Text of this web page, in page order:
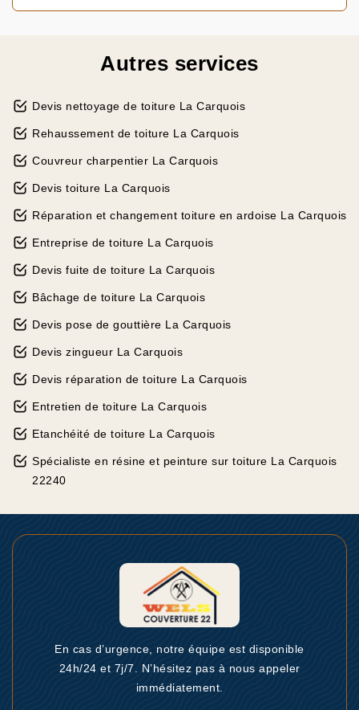
Autres services
Devis nettoyage de toiture La Carquois
Rehaussement de toiture La Carquois
Couvreur charpentier La Carquois
Devis toiture La Carquois
Réparation et changement toiture en ardoise La Carquois
Entreprise de toiture La Carquois
Devis fuite de toiture La Carquois
Bâchage de toiture La Carquois
Devis pose de gouttière La Carquois
Devis zingueur La Carquois
Devis réparation de toiture La Carquois
Entretien de toiture La Carquois
Etanchéité de toiture La Carquois
Spécialiste en résine et peinture sur toiture La Carquois
22240
En cas d’urgence, notre équipe est disponible
24h/24 et 7j/7. N’hésitez pas à nous appeler
immédiatement.